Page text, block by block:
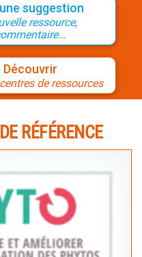
suggestion
ressource,
Découvrir
de ressources
RÉFÉRENCE